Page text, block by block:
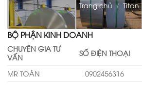
Trang chủ / Titan
BỘ PHẬN KINH DOANH
CHUYÊN GIA TƯ
VẤN
SỐ ĐIỆN THOẠI
MR TOÀN 0902456316